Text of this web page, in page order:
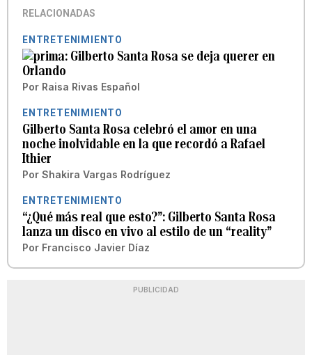
RELACIONADAS
ENTRETENIMIENTO
Gilberto Santa Rosa se deja querer en
Orlando
Por Raisa Rivas Español
ENTRETENIMIENTO
Gilberto Santa Rosa celebró el amor en una
noche inolvidable en la que recordó a Rafael
Ithier
Por Shakira Vargas Rodríguez
ENTRETENIMIENTO
“¿Qué más real que esto?”: Gilberto Santa Rosa
lanza un disco en vivo al estilo de un “reality”
Por Francisco Javier Díaz
PUBLICIDAD